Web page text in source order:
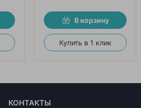
В корзину
Купить в 1 клик
КОНТАКТЫ